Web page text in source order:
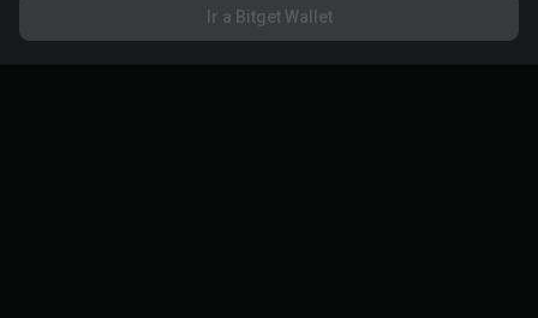
Configuración de cookies
Ir a Bitget Wallet